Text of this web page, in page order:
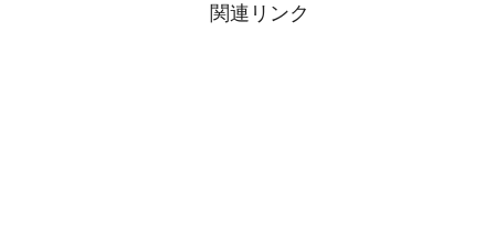
関連リンク